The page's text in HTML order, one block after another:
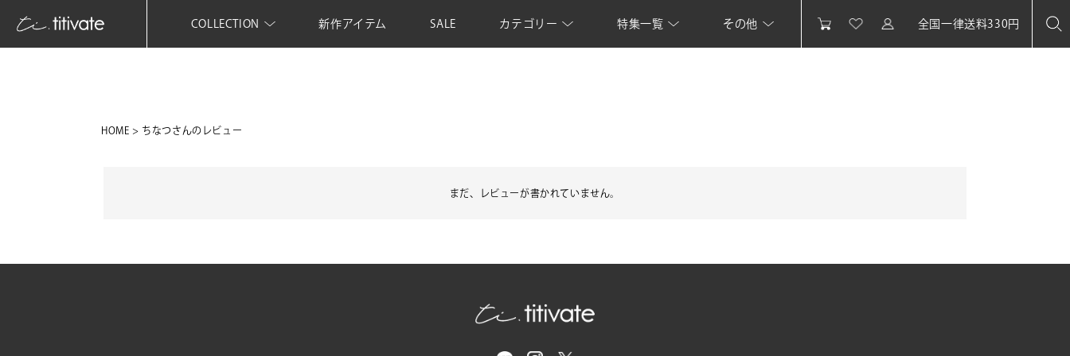
COLLECTION 新作アイテム SALE カテゴリー 特集一覧 その他 全国一律送料330円
HOME ちなつさんのレビュー
まだ、レビューが書かれていません。